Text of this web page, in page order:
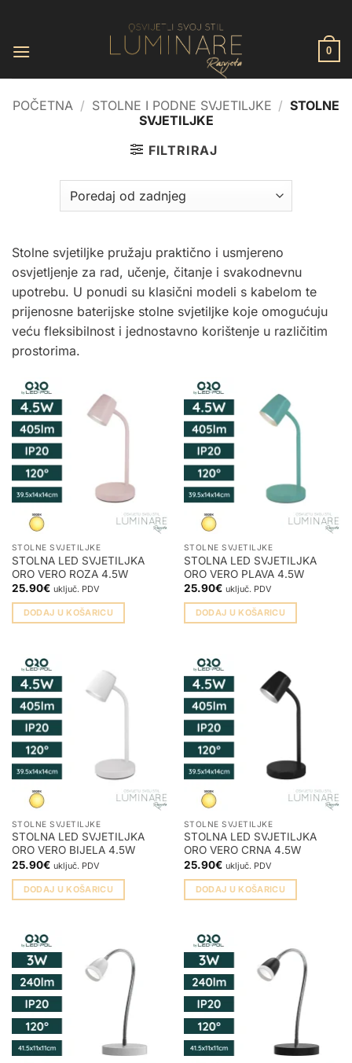
content
0
POČETNA / STOLNE I PODNE SVJETILJKE / STOLNE
SVJETILJKE
FILTRIRAJ
Stolne svjetiljke pružaju praktično i usmjereno
osvjetljenje za rad, učenje, čitanje i svakodnevnu
upotrebu. U ponudi su klasični modeli s kabelom te
prijenosne baterijske stolne svjetiljke koje omogućuju
veću fleksibilnost i jednostavno korištenje u različitim
prostorima.
STOLNE SVJETILJKE
STOLNA LED SVJETILJKA
ORO VERO ROZA 4.5W
25.90€ uključ. PDV
DODAJ U KOŠARICU
STOLNE SVJETILJKE
STOLNA LED SVJETILJKA
ORO VERO PLAVA 4.5W
25.90€ uključ. PDV
DODAJ U KOŠARICU
STOLNE SVJETILJKE
STOLNA LED SVJETILJKA
ORO VERO BIJELA 4.5W
25.90€ uključ. PDV
DODAJ U KOŠARICU
STOLNE SVJETILJKE
STOLNA LED SVJETILJKA
ORO VERO CRNA 4.5W
25.90€ uključ. PDV
DODAJ U KOŠARICU